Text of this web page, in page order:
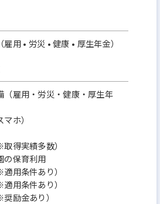
用 • 労災 • 健康 • 厚生年金）
雇用・労災・健康・厚生年
ホ）
得実績多数）
保育利用
用条件あり）
用条件あり）
励金あり）